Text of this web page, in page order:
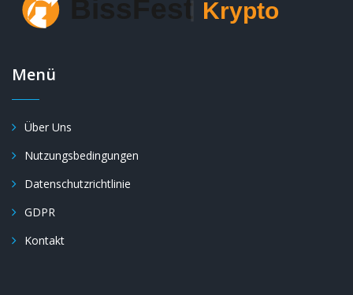
Menü
Über Uns
Nutzungsbedingungen
Datenschutzrichtlinie
GDPR
Kontakt